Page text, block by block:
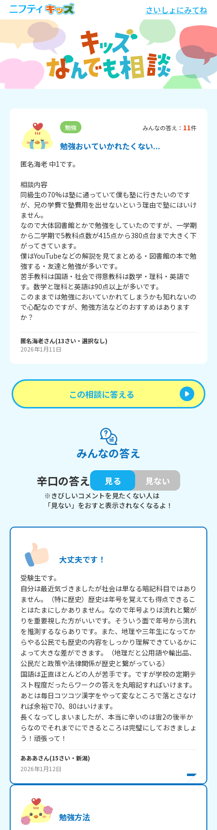
さいしょにみてね
勉強 みんなの答え： 11件
勉強おいていかれたくない...
匿名海老 中1です。
相談内容
同級生の70%は塾に通っていて僕も塾に行きたいのです
が、兄の学費で塾費用を出せないという理由で塾にはいけ
ません。
なので大体図書館とかで勉強をしていたのですが、一学期
から二学期で5教科点数が415点から380点台まで大きく下
がってきています。
僕はYouTubeなどの解説を見てまとめる・図書館の本で勉
強する・友達と勉強が多いです。
苦手教科は国語・社会で得意教科は数学・理科・英語で
す。数学と理科と英語は90点以上が多いです。
このままでは勉強においていかれてしまうかも知れないの
で心配なのですが、勉強方法などのおすすめはあります
か？
匿名海老さん(13さい・ 選択なし)
2026年1月11日
この相談に答える
みんなの答え
辛口の答え
見る 見ない
※きびしいコメントを見たくない人は
「見ない」をおすと表示されなくなるよ！
大丈夫です！
受験生です。
自分は最近気づきましたが社会は単なる暗記科目ではあり
ません。（特に歴史）歴史は年号を覚えても得点できるこ
とはたまにしかありません。なので年号よりは流れと繋が
りを重要視した方がいいです。そういう面で年号から流れ
を推測するならありです。また、地理や三年生になってか
らやる公民でも歴史の内容をしっかり理解できているかに
よって大きな差ができます。（地理だと公用語や輸出品、
公民だと政策や法律関係が歴史と繋がっている）
国語は正直ほとんどの人が苦手です。ですが学校の定期テ
スト程度だったらワークの答えを丸暗記すればいけます。
あとは毎日コツコツ漢字をやって変なところで落とさなけ
れば余裕で70、80はいけます。
長くなってしまいましたが、本当に辛いのは宙2の後半か
らなのでそれまでにできるところは完璧にしておきましょ
う！頑張って！
あああさん(15さい・ 新潟)
2026年1月12日
勉強方法